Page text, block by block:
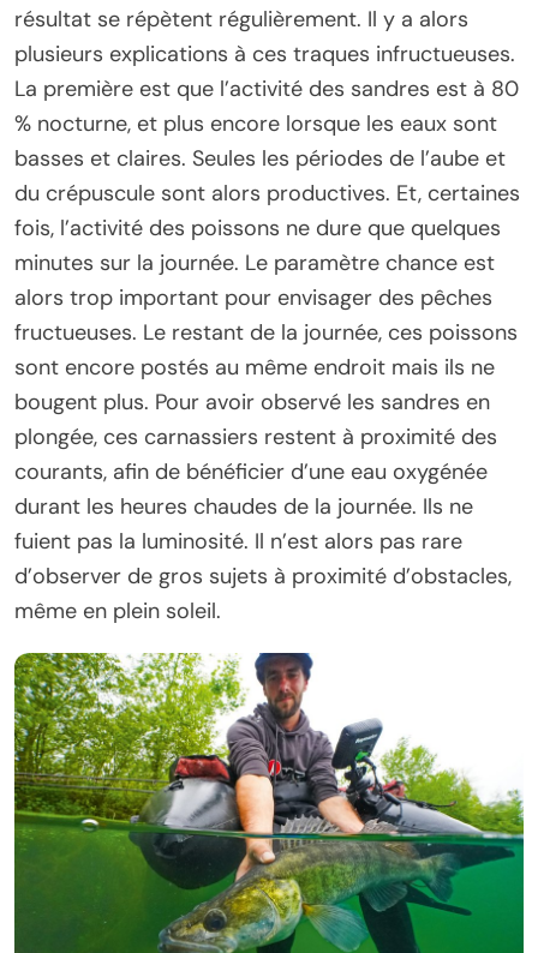
résultat se répètent régulièrement. Il y a alors
plusieurs explications à ces traques infructueuses.
La première est que l’activité des sandres est à 80
% nocturne, et plus encore lorsque les eaux sont
basses et claires. Seules les périodes de l’aube et
du crépuscule sont alors productives. Et, certaines
fois, l’activité des poissons ne dure que quelques
minutes sur la journée. Le paramètre chance est
alors trop important pour envisager des pêches
fructueuses. Le restant de la journée, ces poissons
sont encore postés au même endroit mais ils ne
bougent plus. Pour avoir observé les sandres en
plongée, ces carnassiers restent à proximité des
courants, afin de bénéficier d’une eau oxygénée
durant les heures chaudes de la journée. Ils ne
fuient pas la luminosité. Il n’est alors pas rare
d’observer de gros sujets à proximité d’obstacles,
même en plein soleil.